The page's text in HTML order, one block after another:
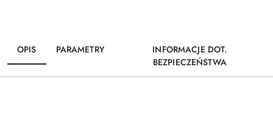
OPIS PARAMETRY
INFORMACJE DOT.
BEZPIECZEŃSTWA